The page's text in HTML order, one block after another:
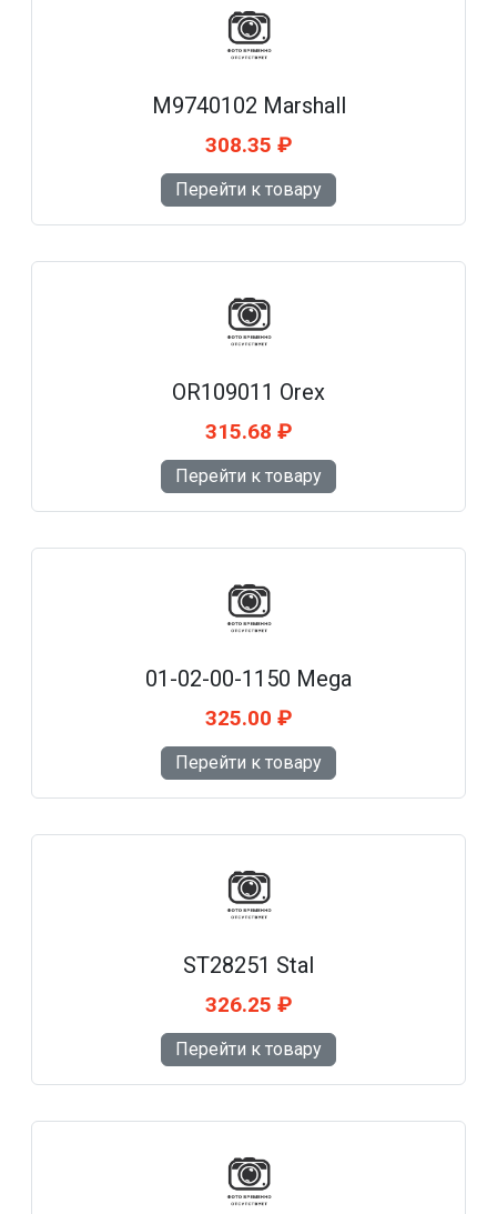
M9740102 Marshall
308.35 ₽
Перейти к товару
OR109011 Orex
315.68 ₽
Перейти к товару
01-02-00-1150 Mega
325.00 ₽
Перейти к товару
ST28251 Stal
326.25 ₽
Перейти к товару